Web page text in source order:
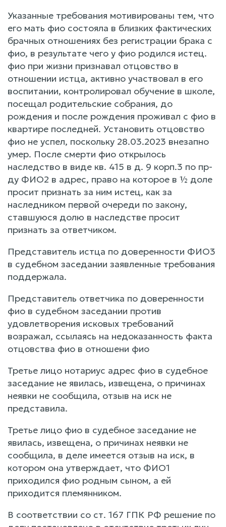
Указанные требования мотивированы тем, что
его мать фио состояла в близких фактических
брачных отношениях без регистрации брака с
фио, в результате чего у фио родился истец.
фио при жизни признавал отцовство в
отношении истца, активно участвовал в его
воспитании, контролировал обучение в школе,
посещал родительские собрания, до
рождения и после рождения проживал с фио в
квартире последней. Установить отцовство
фио не успел, поскольку 28.03.2023 внезапно
умер. После смерти фио открылось
наследство в виде кв. 415 в д. 9 корп.3 по пр-
ду ФИО2 в адрес, право на которое в ½ доле
просит признать за ним истец, как за
наследником первой очереди по закону,
ставшуюся долю в наследстве просит
признать за ответчиком.
Представитель истца по доверенности ФИО3
в судебном заседании заявленные требования
поддержала.
Представитель ответчика по доверенности
фио в судебном заседании против
удовлетворения исковых требований
возражал, ссылаясь на недоказанность факта
отцовства фио в отношени фио
Третье лицо нотариус адрес фио в судебное
заседание не явилась, извещена, о причинах
неявки не сообщила, отзыв на иск не
представила.
Третье лицо фио в судебное заседание не
явилась, извещена, о причинах неявки не
сообщила, в деле имеется отзыв на иск, в
котором она утверждает, что ФИО1
приходился фио родным сыном, а ей
приходится племянником.
В соответствии со ст. 167 ГПК РФ решение по